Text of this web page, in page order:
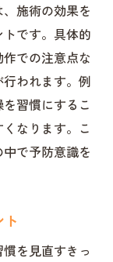
施術の効果を
です。具体的
での注意点な
われます。例
習慣にするこ
なります。こ
で予防意識を
を見直すきっ